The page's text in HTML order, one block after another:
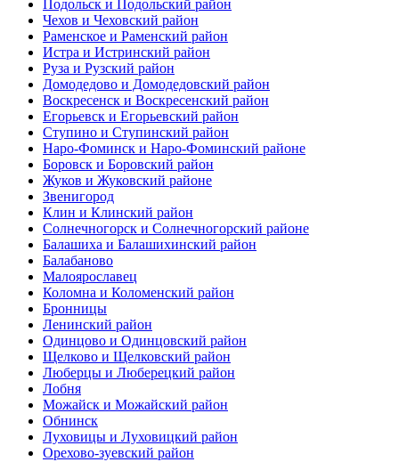
Подольск и Подольский район
Чехов и Чеховский район
Раменское и Раменский район
Истра и Истринский район
Руза и Рузский район
Домодедово и Домодедовский район
Воскресенск и Воскресенский район
Егорьевск и Егорьевский район
Ступино и Ступинский район
Наро-Фоминск и Наро-Фоминский районе
Боровск и Боровский район
Жуков и Жуковский районе
Звенигород
Клин и Клинский район
Солнечногорск и Солнечногорский районе
Балашиха и Балашихинский район
Балабаново
Малоярославец
Коломна и Коломенский район
Бронницы
Ленинский район
Одинцово и Одинцовский район
Щелково и Щелковский район
Люберцы и Люберецкий район
Лобня
Можайск и Можайский район
Обнинск
Луховицы и Луховицкий район
Орехово-зуевский район